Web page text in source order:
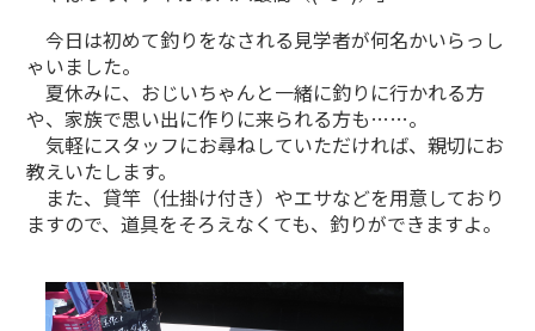
今日は初めて釣りをなされる見学者が何名かいらっし
ゃいました。
夏休みに、おじいちゃんと一緒に釣りに行かれる方
や、家族で思い出に作りに来られる方も……。
気軽にスタッフにお尋ねしていただければ、親切にお
教えいたします。
また、貸竿（仕掛け付き）やエサなどを用意しており
ますので、道具をそろえなくても、釣りができますよ。